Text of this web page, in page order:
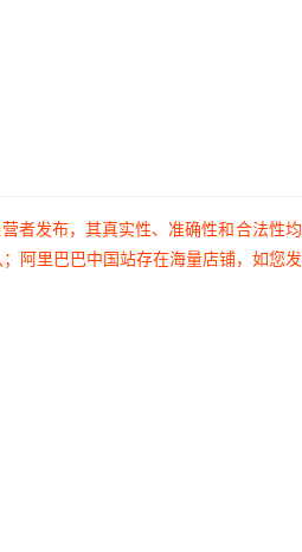
者发布，其真实性、准确性和合法性
阿里巴巴中国站存在海量店铺，如您